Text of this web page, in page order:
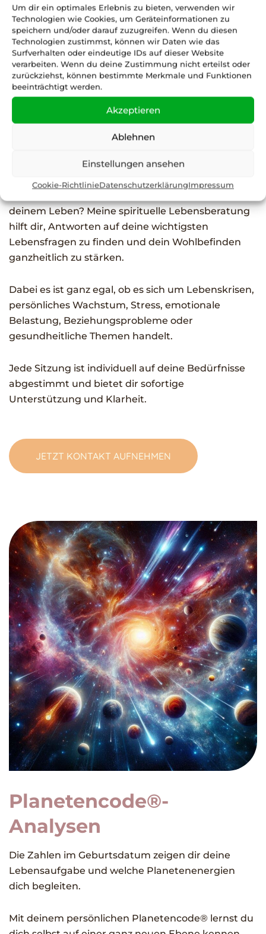
Um dir ein optimales Erlebnis zu bieten, verwenden wir
Technologien wie Cookies, um Geräteinformationen zu
speichern und/oder darauf zuzugreifen. Wenn du diesen
Technologien zustimmst, können wir Daten wie das
Surfverhalten oder eindeutige IDs auf dieser Website
verarbeiten. Wenn du deine Zustimmung nicht erteilst oder
zurückziehst, können bestimmte Merkmale und Funktionen
beeinträchtigt werden.
Akzeptieren
Ablehnen
Einstellungen ansehen
Cookie-RichtlinieDatenschutzerklärungImpressum
Lebensberatung
deinem Leben? Meine spirituelle Lebensberatung
hilft dir, Antworten auf deine wichtigsten
Lebensfragen zu finden und dein Wohlbefinden
ganzheitlich zu stärken.
Dabei es ist ganz egal, ob es sich um Lebenskrisen,
persönliches Wachstum, Stress, emotionale
Belastung, Beziehungsprobleme oder
gesundheitliche Themen handelt.
Jede Sitzung ist individuell auf deine Bedürfnisse
abgestimmt und bietet dir sofortige
Unterstützung und Klarheit.
JETZT KONTAKT AUFNEHMEN
Planetencode®️-
Analysen
Die Zahlen im Geburtsdatum zeigen dir deine
Lebensaufgabe und welche Planetenenergien
dich begleiten.
Mit deinem persönlichen Planetencode®️ lernst du